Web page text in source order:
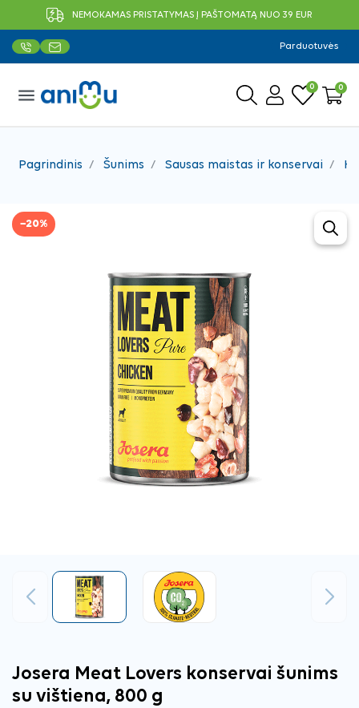
NEMOKAMAS PRISTATYMAS Į PAŠTOMATĄ NUO 39 EUR
Parduotuvės
menu 0 0
Pagrindinis Šunims Sausas maistas ir konservai
−20%
Ankstesnis Tęsti
Josera Meat Lovers konservai šunims
su vištiena, 800 g